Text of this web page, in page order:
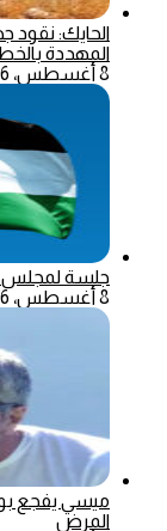
الحايك: نقود
المهددة
8 أغسطس، 2026
جلسة لمجلس
8 أغسطس، 2026
المرض